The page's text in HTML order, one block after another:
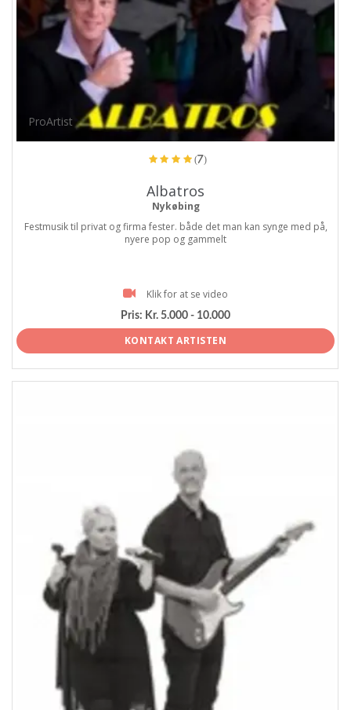
ProArtist
(7)
Albatros
Nykøbing
Festmusik til privat og firma fester. både det man kan synge med på,
nyere pop og gammelt
Klik for at se video
Pris: Kr. 5.000 - 10.000
KONTAKT ARTISTEN